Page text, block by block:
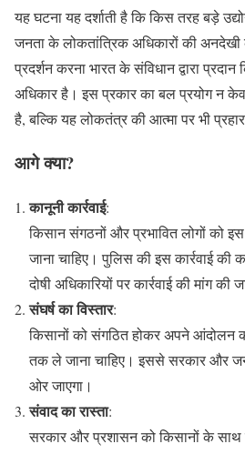
यह घटना यह दर्शाती है कि किस तरह बड़े
जनता के लोकतांत्रिक अधिकारों की अनदेखी
प्रदर्शन करना भारत के संविधान द्वारा प्रदान
अधिकार है। इस प्रकार का बल प्रयोग न
है, बल्कि यह लोकतंत्र की आत्मा पर भी
आगे क्या?
कानूनी कार्रवाई:
किसान संगठनों और प्रभावित लोगों को
जाना चाहिए। पुलिस की इस कार्रवाई की
दोषी अधिकारियों पर कार्रवाई की मांग की
संघर्ष का विस्तार:
किसानों को संगठित होकर अपने आंदोलन
तक ले जाना चाहिए। इससे सरकार और
ओर जाएगा।
संवाद का रास्ता:
सरकार और प्रशासन को किसानों के साथ